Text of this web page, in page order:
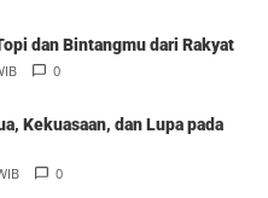
dan Bintangmu dari Rakyat
0
Kekuasaan, dan Lupa pada
0